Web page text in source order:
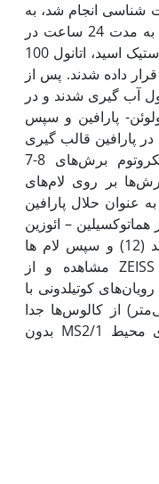
شناسی انجام شد، به
این صورت که کالوس های رویان زا به مدت 24 ساعت در
محلول تثبیت کننده FAA (فرمالدئید، استیک اسید، اتانول 100
به ترتیب با نسبت‌های 17:1:2) قرار داده شدند. پس از
آب گیری شدند و در
پارافین و سپس
پارافین قالب گیری
شدند و با استفاده از دستگاه میکروتوم برش‌های 8-7
بر روی لام‌های
عنوان حلال پارافین
– ائوزین
برای رنگ آمیزی نمونه‌ها استفاده شد (12) و سپس لام ها
به‌وسیله میکروسکوپ نوری مدل ZEISS مشاهده و از
کوتیلدونی با
(طول بیشتر از 3 میلی‌متر) از کالوس‌ها جدا
شده و به منظور جوانه‌زنی بر روی محیط MS2/1 بدون